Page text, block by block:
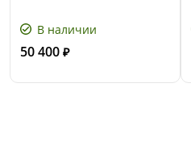
В наличии
50 400 ₽